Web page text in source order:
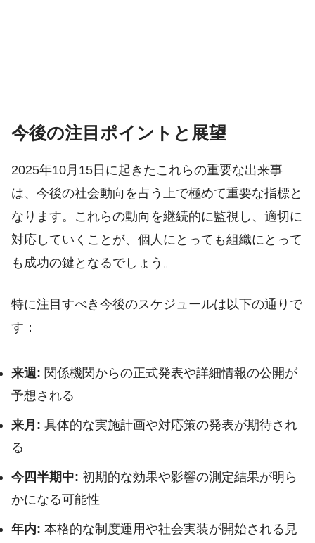
今後の注目ポイントと展望
2025年10月15日に起きたこれらの重要な出来事
は、今後の社会動向を占う上で極めて重要な指標と
なります。これらの動向を継続的に監視し、適切に
対応していくことが、個人にとっても組織にとって
も成功の鍵となるでしょう。
特に注目すべき今後のスケジュールは以下の通りで
す：
来週: 関係機関からの正式発表や詳細情報の公開が
予想される
来月: 具体的な実施計画や対応策の発表が期待され
る
今四半期中: 初期的な効果や影響の測定結果が明ら
かになる可能性
年内: 本格的な制度運用や社会実装が開始される見